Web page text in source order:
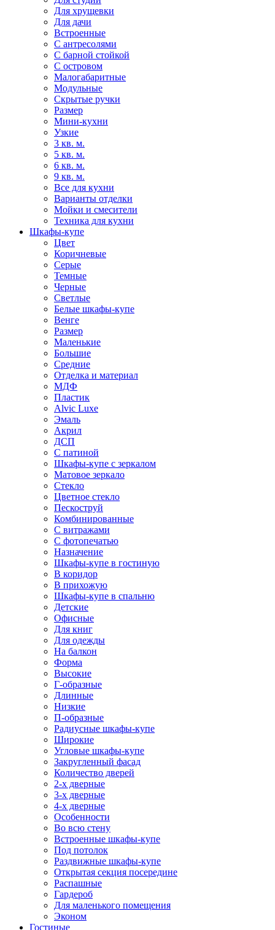
Для хрущевки
Для дачи
Встроенные
С антресолями
С барной стойкой
С островом
Малогабаритные
Модульные
Скрытые ручки
Размер
Мини-кухни
Узкие
3 кв. м.
5 кв. м.
6 кв. м.
9 кв. м.
Все для кухни
Варианты отделки
Мойки и смесители
Техника для кухни
Шкафы-купе
Цвет
Коричневые
Серые
Темные
Черные
Светлые
Белые шкафы-купе
Венге
Размер
Маленькие
Большие
Средние
Отделка и материал
МДФ
Пластик
Alvic Luxe
Эмаль
Акрил
ДСП
С патиной
Шкафы-купе с зеркалом
Матовое зеркало
Стекло
Цветное стекло
Пескоструй
Комбинированные
С витражами
С фотопечатью
Назначение
Шкафы-купе в гостиную
В коридор
В прихожую
Шкафы-купе в спальню
Детские
Офисные
Для книг
Для одежды
На балкон
Форма
Высокие
Г-образные
Длинные
Низкие
П-образные
Радиусные шкафы-купе
Широкие
Угловые шкафы-купе
Закругленный фасад
Количество дверей
2-х дверные
3-х дверные
4-х дверные
Особенности
Во всю стену
Встроенные шкафы-купе
Под потолок
Раздвижные шкафы-купе
Открытая секция посередине
Распашные
Гардероб
Для маленького помещения
Эконом
Гостиные